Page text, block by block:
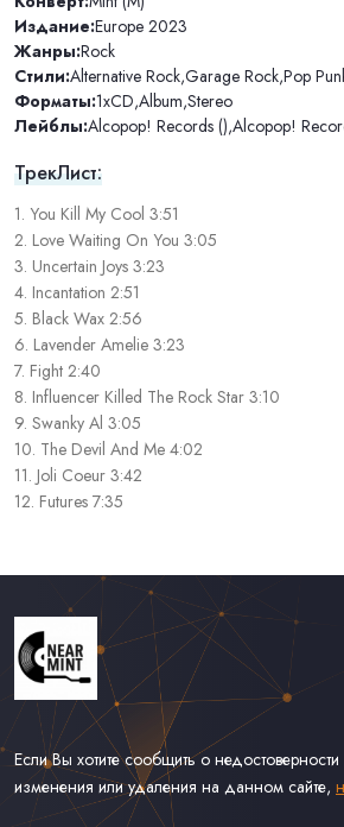
Издание:Europe 2023
Жанры:Rock
Стили:Alternative Rock,Garage Rock,Pop
Форматы:1xCD,Album,Stereo
Лейблы:Alcopop! Records (),Alcopop!
ТрекЛист:
1. You Kill My Cool 3:51
2. Love Waiting On You 3:05
3. Uncertain Joys 3:23
4. Incantation 2:51
5. Black Wax 2:56
6. Lavender Amelie 3:23
7. Fight 2:40
8. Influencer Killed The Rock Star 3:10
9. Swanky Al 3:05
10. The Devil And Me 4:02
11. Joli Coeur 3:42
12. Futures 7:35
Если Вы хотите сообщить о
изменения или удаления на данном сайте,